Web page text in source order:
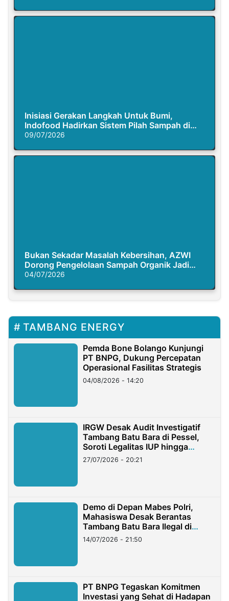
Inisiasi Gerakan Langkah Untuk Bumi,
Indofood Hadirkan Sistem Pilah Sampah di
Semasa Piknik
09/07/2026
Bukan Sekadar Masalah Kebersihan, AZWI
Dorong Pengelolaan Sampah Organik Jadi
Solusi Krisis Iklim
04/07/2026
TAMBANG ENERGY
Pemda Bone Bolango Kunjungi
PT BNPG, Dukung Percepatan
Operasional Fasilitas Strategis
04/08/2026 - 14:20
IRGW Desak Audit Investigatif
Tambang Batu Bara di Pessel,
Soroti Legalitas IUP hingga
Stockpile
27/07/2026 - 20:21
Demo di Depan Mabes Polri,
Mahasiswa Desak Berantas
Tambang Batu Bara Ilegal di
Lampung
14/07/2026 - 21:50
PT BNPG Tegaskan Komitmen
Investasi yang Sehat di Hadapan